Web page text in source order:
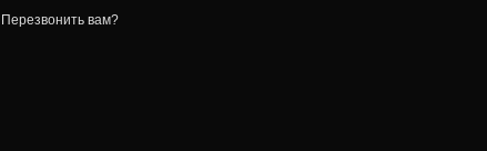
Перезвонить вам?